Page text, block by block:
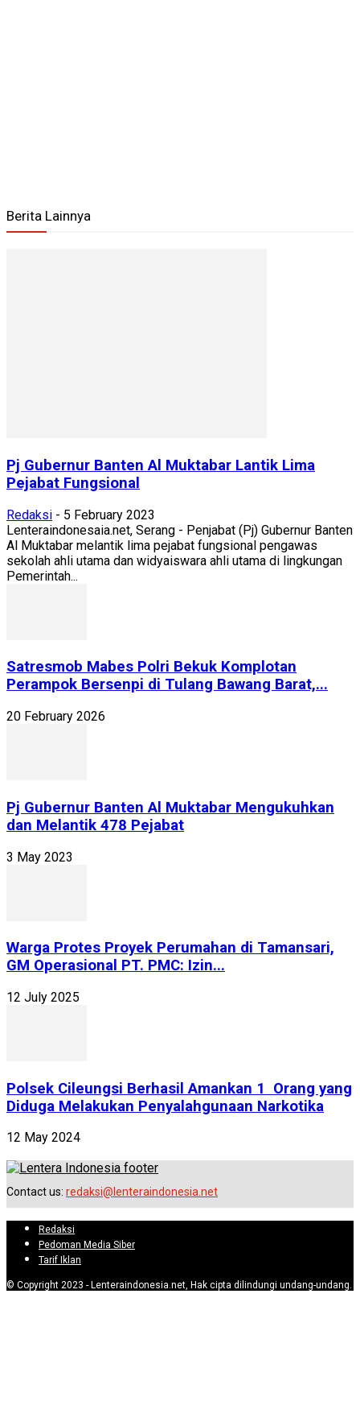
Berita Lainnya
Pj Gubernur Banten Al Muktabar Lantik Lima
Pejabat Fungsional
Redaksi - 5 February 2023
Lenteraindonesaia.net, Serang - Penjabat (Pj) Gubernur Banten
Al Muktabar melantik lima pejabat fungsional pengawas
sekolah ahli utama dan widyaiswara ahli utama di lingkungan
Pemerintah...
Satresmob Mabes Polri Bekuk Komplotan
Perampok Bersenpi di Tulang Bawang Barat,...
20 February 2026
Pj Gubernur Banten Al Muktabar Mengukuhkan
dan Melantik 478 Pejabat
3 May 2023
Warga Protes Proyek Perumahan di Tamansari,
GM Operasional PT. PMC: Izin...
12 July 2025
Polsek Cileungsi Berhasil Amankan 1 Orang yang
Diduga Melakukan Penyalahgunaan Narkotika
12 May 2024
Contact us: redaksi@lenteraindonesia.net
Redaksi
Pedoman Media Siber
Tarif Iklan
© Copyright 2023 - Lenteraindonesia.net, Hak cipta dilindungi undang-undang.